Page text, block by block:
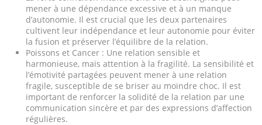
mener à une dépendance excessive et à un manque
d’autonomie. Il est crucial que les deux partenaires
cultivent leur indépendance et leur autonomie pour éviter
la fusion et préserver l’équilibre de la relation.
Poissons et Cancer : Une relation sensible et
harmonieuse, mais attention à la fragilité. La sensibilité et
l’émotivité partagées peuvent mener à une relation
fragile, susceptible de se briser au moindre choc. Il est
important de renforcer la solidité de la relation par une
communication sincère et par des expressions d’affection
régulières.